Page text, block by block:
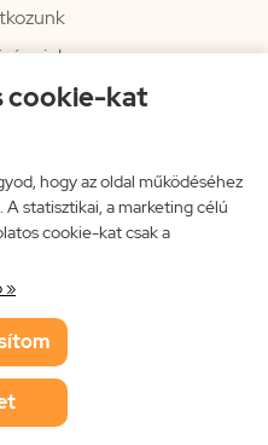
cookie-kat
hogy az oldal működéséhez
statisztikai, a marketing célú
cookie-kat csak a
»
Bt.